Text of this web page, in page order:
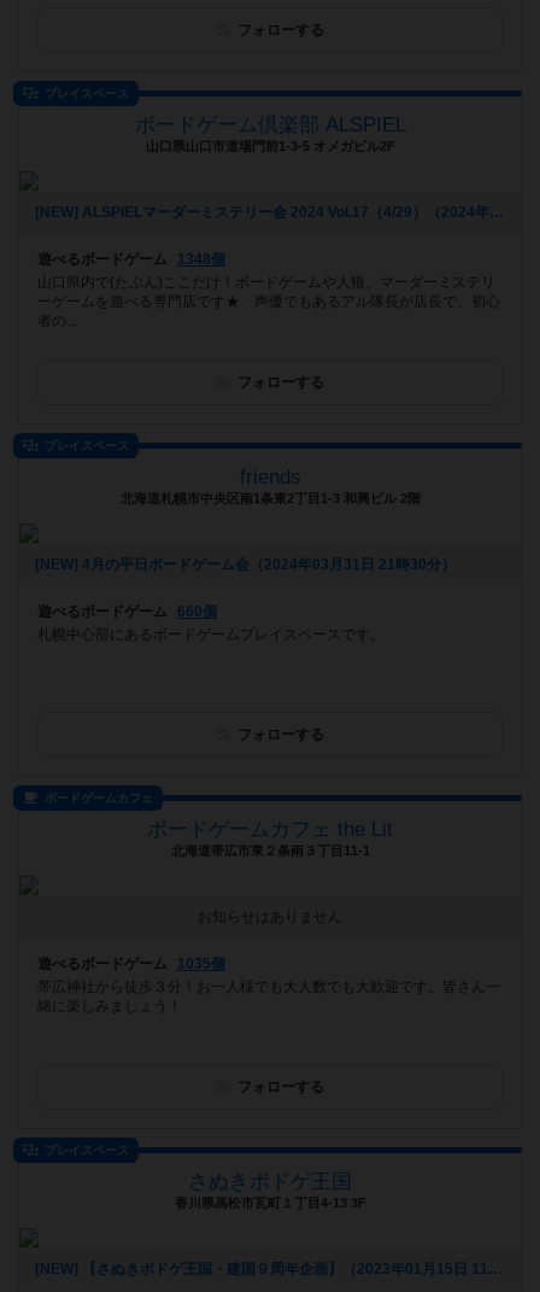
フォローする
プレイスペース
ボードゲーム倶楽部 ALSPIEL
山口県山口市道場門前1-3-5 オメガビル2F
[NEW] ALSPIELマーダーミステリー会 2024 Vol.17（4/29）（2024年04月01日 19時47分）
遊べるボードゲーム
1348個
山口県内で(たぶん)ここだけ！ボードゲームや人狼、マーダーミステリ
ーゲームを遊べる専門店です★ 声優でもあるアル隊長が店長で、初心
者の...
フォローする
プレイスペース
friends
北海道札幌市中央区南1条東2丁目1-3 和興ビル 2階
[NEW] 4月の平日ボードゲーム会（2024年03月31日 21時30分）
遊べるボードゲーム
660個
札幌中心部にあるボードゲームプレイスペースです。
フォローする
ボードゲームカフェ
ボードゲームカフェ the Lit
北海道帯広市東２条南３丁目11-1
お知らせはありません
遊べるボードゲーム
1035個
帯広神社から徒歩３分！お一人様でも大人数でも大歓迎です。皆さん一
緒に楽しみましょう！
フォローする
プレイスペース
さぬきボドゲ王国
香川県高松市瓦町１丁目4-13 3F
[NEW] 【さぬきボドゲ王国・建国９周年企画】（2023年01月15日 11時51分）